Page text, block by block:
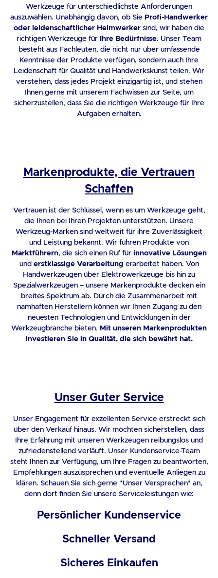
Werkzeuge für unterschiedlichste Anforderungen
auszuwählen. Unabhängig davon, ob Sie Profi-Handwerker
oder leidenschaftlicher Heimwerker sind, wir haben die
richtigen Werkzeuge für
Ihre Bedürfnisse. Unser Team
besteht aus Fachleuten, die nicht nur über umfassende
Kenntnisse der Produkte verfügen, sondern auch Ihre
Leidenschaft für Qualität und Handwerkskunst teilen. Wir
verstehen, dass jedes Projekt einzigartig ist, und stehen
Ihnen gerne mit unserem Fachwissen zur Seite, um
sicherzustellen, dass Sie die richtigen Werkzeuge für Ihre
Aufgaben erhalten.
Markenprodukte, die Vertrauen
Schaffen
Vertrauen ist der Schlüssel, wenn es um Werkzeuge geht,
die Ihnen bei Ihren Projekten unterstützen. Unsere
Werkzeug-Marken sind weltweit für ihre Zuverlässigkeit
und Leistung bekannt. Wir führen Produkte von
Marktführern, die sich einen Ruf für innovative Lösungen
und erstklassige Verarbeitung erarbeitet haben. Von
Handwerkzeugen über Elektrowerkzeuge bis hin zu
Spezialwerkzeugen – unsere Markenprodukte decken ein
breites Spektrum ab. Durch die Zusammenarbeit mit
namhaften Herstellern können wir Ihnen Zugang zu den
neuesten Technologien und Entwicklungen in der
Werkzeugbranche bieten. Mit unseren Markenprodukten
investieren Sie in Qualität, die sich bewährt hat.
Unser Guter Service
Unser Engagement für exzellenten Service erstreckt sich
über den Verkauf hinaus. Wir möchten sicherstellen, dass
Ihre Erfahrung mit unseren Werkzeugen reibungslos und
zufriedenstellend verläuft. Unser Kundenservice-Team
steht Ihnen zur Verfügung, um Ihre Fragen zu beantworten,
Empfehlungen auszusprechen und eventuelle Anliegen zu
klären. Schauen Sie sich gerne "Unser Versprechen" an,
denn dort finden Sie unsere Serviceleistungen wie:
Persönlicher Kundenservice
Schneller Versand
Sicheres Einkaufen